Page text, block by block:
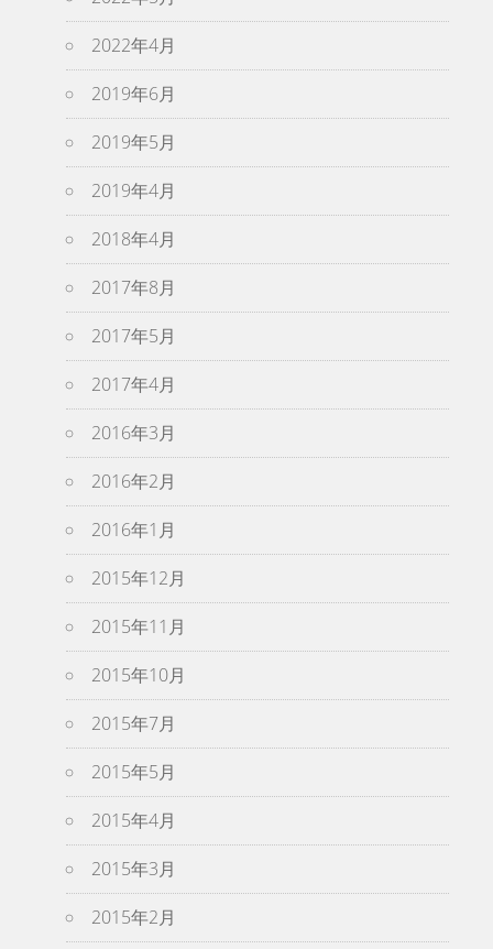
2022年4月
2019年6月
2019年5月
2019年4月
2018年4月
2017年8月
2017年5月
2017年4月
2016年3月
2016年2月
2016年1月
2015年12月
2015年11月
2015年10月
2015年7月
2015年5月
2015年4月
2015年3月
2015年2月